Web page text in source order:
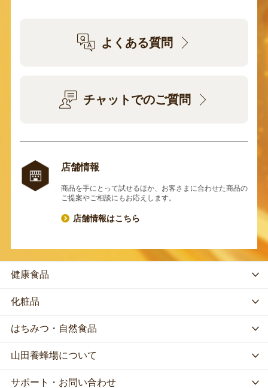
よくある質問
チャットでのご質問
店舗情報
商品を手にとって試せるほか、お客さまに合わせた商品の
ご提案やご相談にもお応えします。
店舗情報はこちら
健康食品
化粧品
はちみつ・自然食品
山田養蜂場について
サポート・お問い合わせ